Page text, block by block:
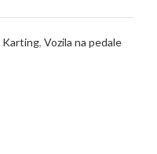
Karting, Vozila na pedale